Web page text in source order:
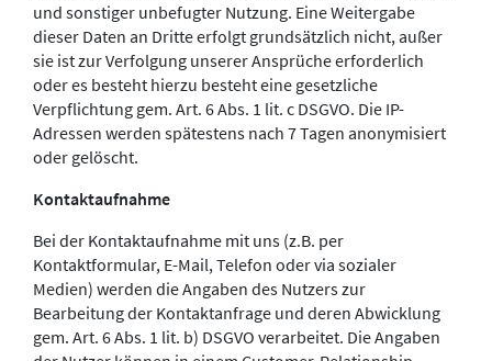
und sonstiger unbefugter Nutzung. Eine Weitergabe
dieser Daten an Dritte erfolgt grundsätzlich nicht, außer
sie ist zur Verfolgung unserer Ansprüche erforderlich
oder es besteht hierzu besteht eine gesetzliche
Verpflichtung gem. Art. 6 Abs. 1 lit. c DSGVO. Die IP-
Adressen werden spätestens nach 7 Tagen anonymisiert
oder gelöscht.
Kontaktaufnahme
Bei der Kontaktaufnahme mit uns (z.B. per
Kontaktformular, E-Mail, Telefon oder via sozialer
Medien) werden die Angaben des Nutzers zur
Bearbeitung der Kontaktanfrage und deren Abwicklung
gem. Art. 6 Abs. 1 lit. b) DSGVO verarbeitet. Die Angaben